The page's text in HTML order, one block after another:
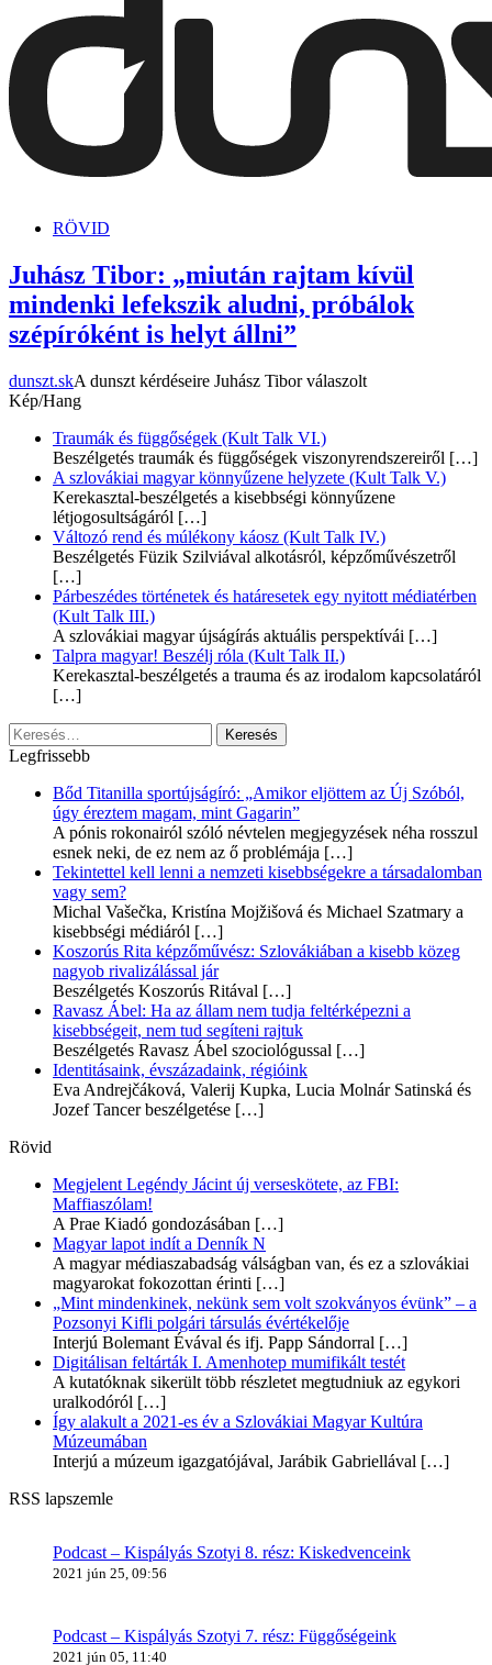
RÖVID
Juhász Tibor: „miután rajtam kívül
mindenki lefekszik aludni, próbálok
szépíróként is helyt állni”
dunszt.skA dunszt kérdéseire Juhász Tibor válaszolt
Kép/Hang
Traumák és függőségek (Kult Talk VI.)
Beszélgetés traumák és függőségek viszonyrendszereiről […]
A szlovákiai magyar könnyűzene helyzete (Kult Talk V.)
Kerekasztal-beszélgetés a kisebbségi könnyűzene
létjogosultságáról […]
Változó rend és múlékony káosz (Kult Talk IV.)
Beszélgetés Füzik Szilviával alkotásról, képzőművészetről
[…]
Párbeszédes történetek és határesetek egy nyitott médiatérben
(Kult Talk III.)
A szlovákiai magyar újságírás aktuális perspektívái […]
Talpra magyar! Beszélj róla (Kult Talk II.)
Kerekasztal-beszélgetés a trauma és az irodalom kapcsolatáról
[…]
Keresés:
Legfrissebb
Bőd Titanilla sportújságíró: „Amikor eljöttem az Új Szóból,
úgy éreztem magam, mint Gagarin”
A pónis rokonairól szóló névtelen megjegyzések néha rosszul
esnek neki, de ez nem az ő problémája […]
Tekintettel kell lenni a nemzeti kisebbségekre a társadalomban
vagy sem?
Michal Vašečka, Kristína Mojžišová és Michael Szatmary a
kisebbségi médiáról […]
Koszorús Rita képzőművész: Szlovákiában a kisebb közeg
nagyob rivalizálással jár
Beszélgetés Koszorús Ritával […]
Ravasz Ábel: Ha az állam nem tudja feltérképezni a
kisebbségeit, nem tud segíteni rajtuk
Beszélgetés Ravasz Ábel szociológussal […]
Identitásaink, évszázadaink, régióink
Eva Andrejčáková, Valerij Kupka, Lucia Molnár Satinská és
Jozef Tancer beszélgetése […]
Rövid
Megjelent Legéndy Jácint új verseskötete, az FBI:
Maffiaszólam!
A Prae Kiadó gondozásában […]
Magyar lapot indít a Denník N
A magyar médiaszabadság válságban van, és ez a szlovákiai
magyarokat fokozottan érinti […]
„Mint mindenkinek, nekünk sem volt szokványos évünk” – a
Pozsonyi Kifli polgári társulás évértékelője
Interjú Bolemant Évával és ifj. Papp Sándorral […]
Digitálisan feltárták I. Amenhotep mumifikált testét
A kutatóknak sikerült több részletet megtudniuk az egykori
uralkodóról […]
Így alakult a 2021-es év a Szlovákiai Magyar Kultúra
Múzeumában
Interjú a múzeum igazgatójával, Jarábik Gabriellával […]
RSS lapszemle
Podcast – Kispályás Szotyi 8. rész: Kiskedvenceink
2021 jún 25, 09:56
Podcast – Kispályás Szotyi 7. rész: Függőségeink
2021 jún 05, 11:40